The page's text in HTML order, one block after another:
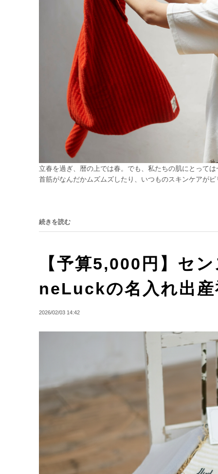
立春を過ぎ、暦の上では春。でも、私たちの肌にとって
首筋がなんだかムズムズしたり、いつものスキンケアが
続きを読む
【予算5,000円】セ
neLuckの名入れ出
2026/02/03 14:42